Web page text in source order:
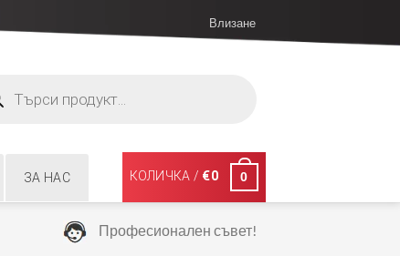
Влизане
ЗА НАС КОЛИЧКА / €0 0
Професионален съвет!